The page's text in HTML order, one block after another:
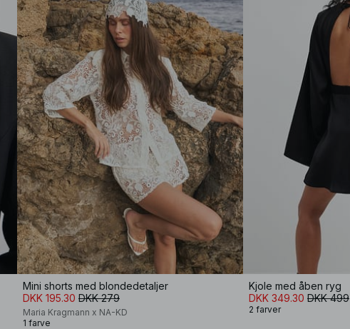
Mini shorts med blondedetaljer
DKK 195.30 DKK 279
Maria Kragmann x NA-KD
1 farve
Kjole med åben ryg
DKK 349.30 DKK 499
2 farver